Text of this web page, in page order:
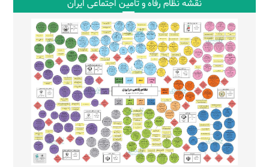
نقشه نظام رفاه و تامین اجتماعی ایران